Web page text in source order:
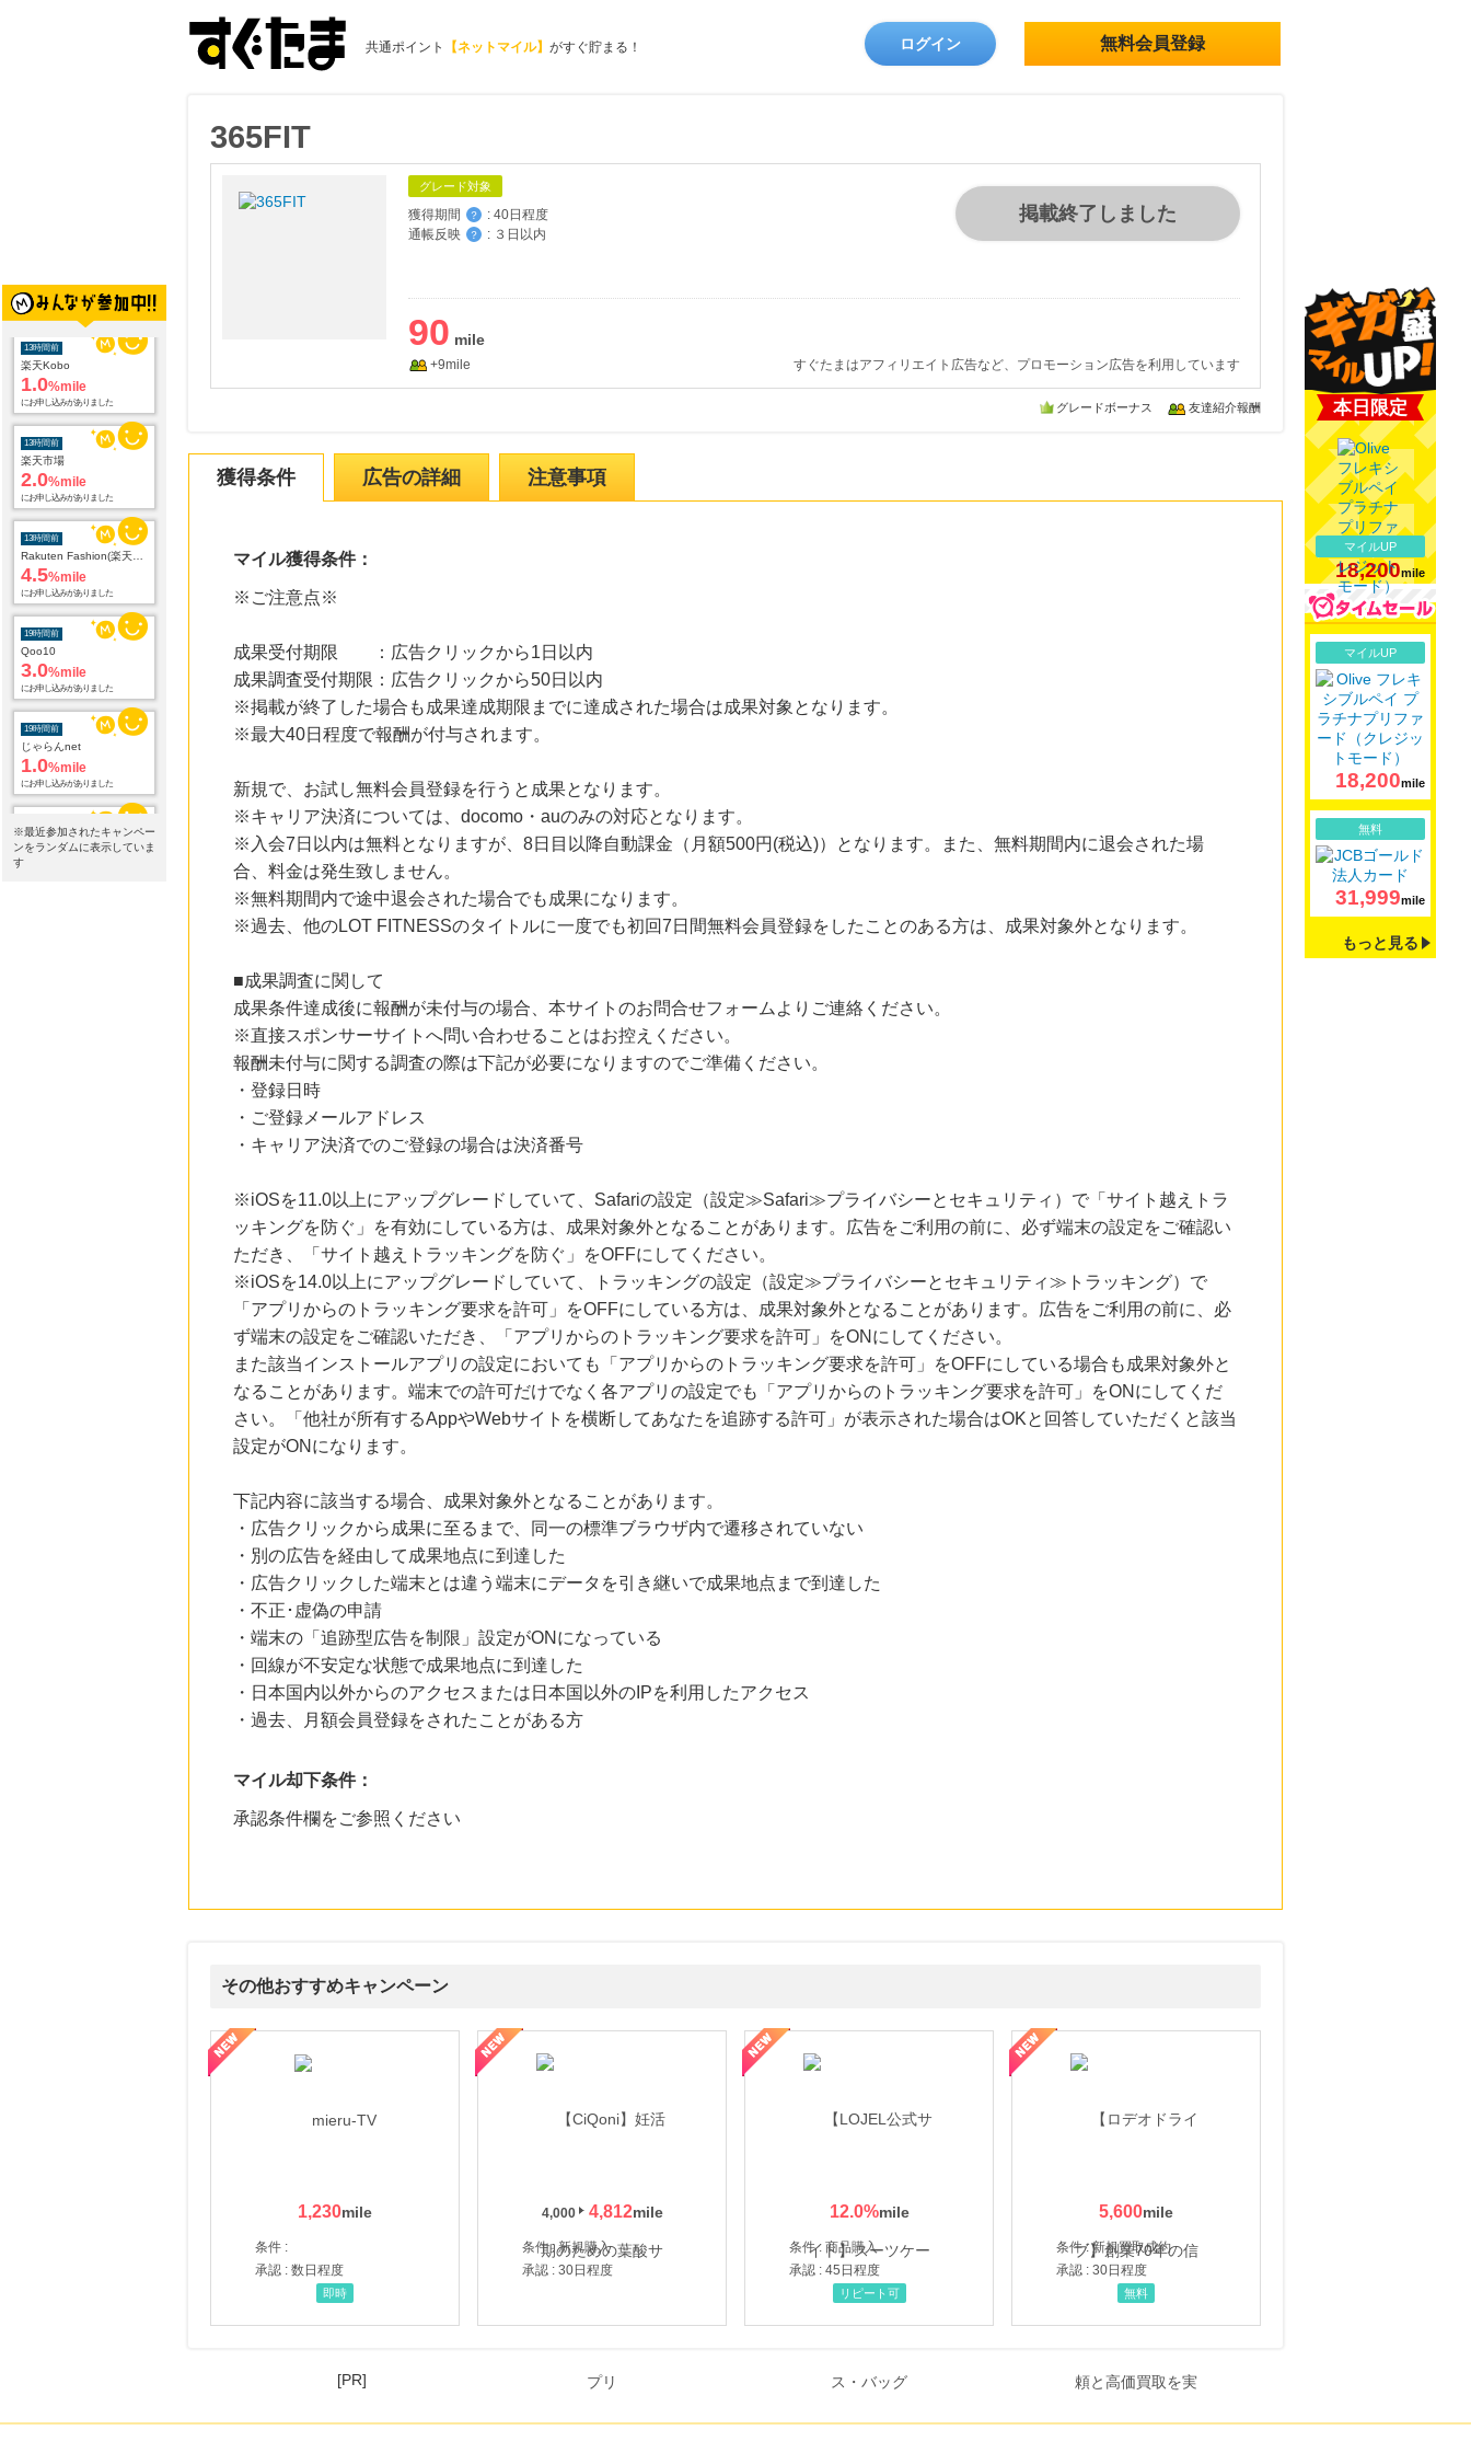
共通ポイント 【ネットマイル】 がすぐ貯まる！ ログイン 無料会員登録
13時間前
楽天市場
2.0%mile
13時間前
4.5%mile
19時間前
Qoo10
3.0%mile
19時間前
じゃらんnet
1.0%mile
19時間前
Yahoo!ショッピング
2.0%mile
22時間前
※最近参加されたキャンペー
ンをランダムに表示していま
す
365FIT
グレード対象
獲得期間 ？ : 40日程度
通帳反映
？ : ３日以内
掲載終了しました
90
+9mile すぐたまはアフィリエイト広告など、プロモーション広告を利用しています
グレードボーナス 友達紹介報酬
獲得条件 広告の詳細 注意事項
マイル獲得条件：
※ご注意点※
成果受付期限 ：広告クリックから1日以内
成果調査受付期限：広告クリックから50日以内
※掲載が終了した場合も成果達成期限までに達成された場合は成果対象となります。
※最大40日程度で報酬が付与されます。
新規で、お試し無料会員登録を行うと成果となります。
※キャリア決済については、docomo・auのみの対応となります。
※入会7日以内は無料となりますが、8日目以降自動課金（月額500円(税込)）となります。また、無料期間内に退会された場
合、料金は発生致しません。
※無料期間内で途中退会された場合でも成果になります。
※過去、他のLOT FITNESSのタイトルに一度でも初回7日間無料会員登録をしたことのある方は、成果対象外となります。
■成果調査に関して
成果条件達成後に報酬が未付与の場合、本サイトのお問合せフォームよりご連絡ください。
※直接スポンサーサイトへ問い合わせることはお控えください。
報酬未付与に関する調査の際は下記が必要になりますのでご準備ください。
・登録日時
・ご登録メールアドレス
・キャリア決済でのご登録の場合は決済番号
※iOSを11.0以上にアップグレードしていて、Safariの設定（設定≫Safari≫プライバシーとセキュリティ）で「サイト越えトラ
ッキングを防ぐ」を有効にしている方は、成果対象外となることがあります。広告をご利用の前に、必ず端末の設定をご確認い
ただき、「サイト越えトラッキングを防ぐ」をOFFにしてください。
※iOSを14.0以上にアップグレードしていて、トラッキングの設定（設定≫プライバシーとセキュリティ≫トラッキング）で
「アプリからのトラッキング要求を許可」をOFFにしている方は、成果対象外となることがあります。広告をご利用の前に、必
ず端末の設定をご確認いただき、「アプリからのトラッキング要求を許可」をONにしてください。
また該当インストールアプリの設定においても「アプリからのトラッキング要求を許可」をOFFにしている場合も成果対象外と
なることがあります。端末での許可だけでなく各アプリの設定でも「アプリからのトラッキング要求を許可」をONにしてくだ
さい。「他社が所有するAppやWebサイトを横断してあなたを追跡する許可」が表示された場合はOKと回答していただくと該当
設定がONになります。
下記内容に該当する場合、成果対象外となることがあります。
・広告クリックから成果に至るまで、同一の標準ブラウザ内で遷移されていない
・別の広告を経由して成果地点に到達した
・広告クリックした端末とは違う端末にデータを引き継いで成果地点まで到達した
・不正･虚偽の申請
・端末の「追跡型広告を制限」設定がONになっている
・回線が不安定な状態で成果地点に到達した
・日本国内以外からのアクセスまたは日本国以外のIPを利用したアクセス
・過去、月額会員登録をされたことがある方
マイル却下条件：
承認条件欄をご参照ください
その他おすすめキャンペーン
1,230
条件 :
承認 : 数日程度
即時
4,000 4,812
条件 : 新規購入
承認 : 30日程度
12.0%
条件 : 商品購入
承認 : 45日程度
【LOJEL公式サイト】スーツケース・バッグ
リピート可
5,600
条件 : 新規買取成約
承認 : 30日程度
【ロデオドライブ】創業70年の信頼と高価買取を実現！ブランド品・貴金属の無料査定
無料
本日限定
マイルUP
18,200mile
マイルUP
18,200mile
無料
31,999mile
もっと見る
[PR]